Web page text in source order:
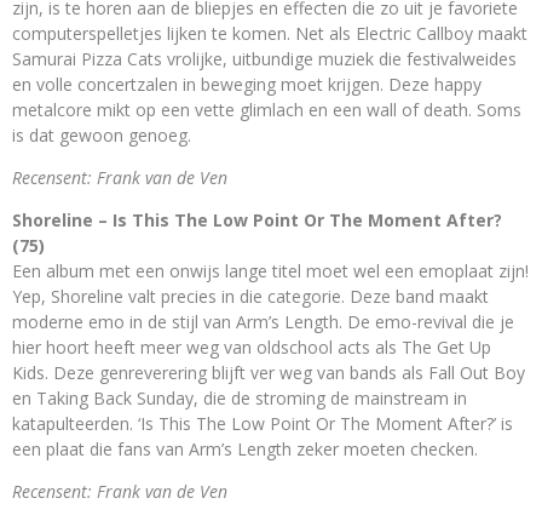
zijn, is te horen aan de bliepjes en effecten die zo uit je favoriete
computerspelletjes lijken te komen. Net als Electric Callboy maakt
Samurai Pizza Cats vrolijke, uitbundige muziek die festivalweides
en volle concertzalen in beweging moet krijgen. Deze happy
metalcore mikt op een vette glimlach en een wall of death. Soms
is dat gewoon genoeg.
Recensent: Frank van de Ven
Shoreline – Is This The Low Point Or The Moment After?
(75)
Een album met een onwijs lange titel moet wel een emoplaat zijn!
Yep, Shoreline valt precies in die categorie. Deze band maakt
moderne emo in de stijl van Arm’s Length. De emo-revival die je
hier hoort heeft meer weg van oldschool acts als The Get Up
Kids. Deze genreverering blijft ver weg van bands als Fall Out Boy
en Taking Back Sunday, die de stroming de mainstream in
katapulteerden. ‘Is This The Low Point Or The Moment After?’ is
een plaat die fans van Arm’s Length zeker moeten checken.
Recensent: Frank van de Ven